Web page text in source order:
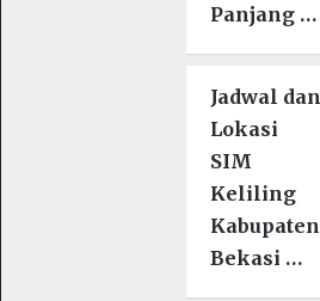
Panjang …
Jadwal dan
Lokasi
SIM
Keliling
Kabupaten
Bekasi …